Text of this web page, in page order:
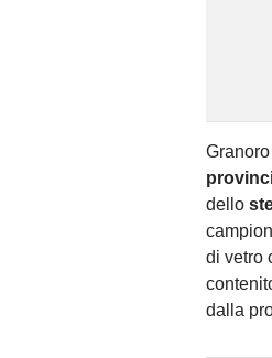
dello
di vetro
dalla